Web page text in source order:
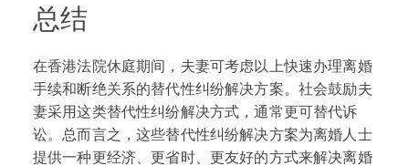
总结
在香港法院休庭期间，夫妻可考虑以上快速办理离婚
手续和断绝关系的替代性纠纷解决方案。社会鼓励夫
妻采用这类替代性纠纷解决方式，通常更可替代诉
讼。总而言之，这些替代性纠纷解决方案为离婚人士
提供一种更经济、更省时、更友好的方式来解决离婚